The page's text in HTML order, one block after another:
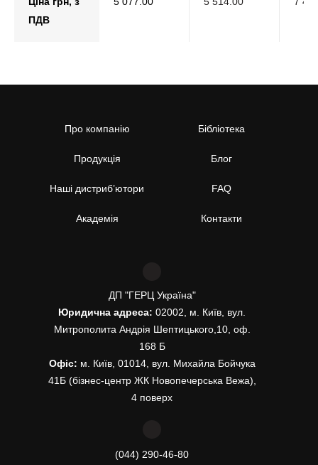
ПДВ
Про компанію
Продукція
Наші дистриб’ютори
Академія
Бібліотека
Блог
FAQ
Контакти
ДП "ГЕРЦ Україна"
Юридична адреса: 02002, м. Київ, вул.
Митрополита Андрія Шептицького,10, оф.
168 Б
Офіс: м. Київ, 01014, вул. Михайла Бойчука
41Б (бізнес-центр ЖК Новопечерська Вежа),
4 поверх
(044) 290-46-80